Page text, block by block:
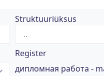
Struktuuriüksus
Register
дипломная работа -